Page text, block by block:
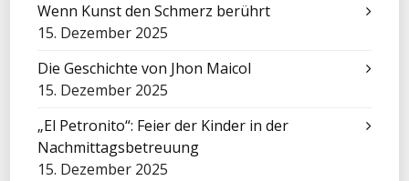
Wenn Kunst den Schmerz berührt
15. Dezember 2025
Die Geschichte von Jhon Maicol
15. Dezember 2025
„El Petronito“: Feier der Kinder in der
Nachmittagsbetreuung
15. Dezember 2025